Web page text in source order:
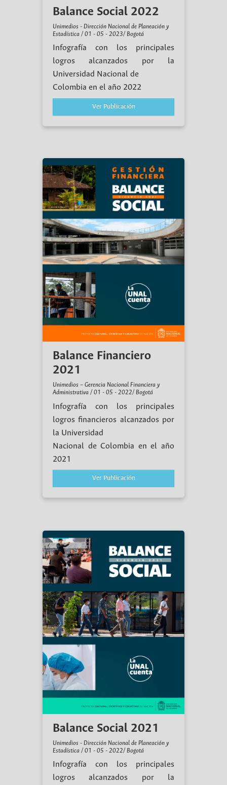
Balance Social 2022
Unimedios - Dirección Nacional de Planeación y
Estadística / 01 - 05 - 2023/ Bogotá
Infografía con los principales
logros alcanzados por la
Universidad Nacional de
Colombia en el año 2022
Ver Publicación
Balance Financiero
2021
Unimedios – Gerencia Nacional Financiera y
Administrativa / 01 - 05 - 2022/ Bogotá
Infografía con los principales
logros financieros alcanzados por
la Universidad
Nacional de Colombia en el año
2021
Ver Publicación
Balance Social 2021
Unimedios - Dirección Nacional de Planeación y
Estadística / 01 - 05 - 2022/ Bogotá
Infografía con los principales
logros alcanzados por la